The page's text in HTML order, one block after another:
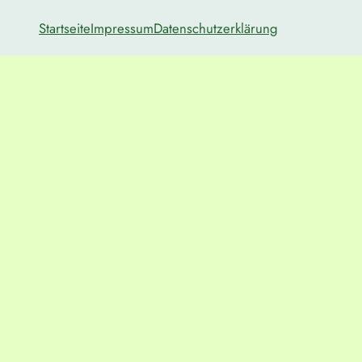
StartseiteImpressumDatenschutzerklärung